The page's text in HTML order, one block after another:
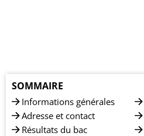
SOMMAIRE
Informations générales
Adresse et contact
Résultats du bac